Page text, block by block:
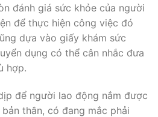
đánh giá sức khỏe của người
để thực hiện công việc đó
dựa vào giấy khám sức
dụng có thể cân nhắc đưa
hợp.
để người lao động nắm được
thân, có đang mắc phải